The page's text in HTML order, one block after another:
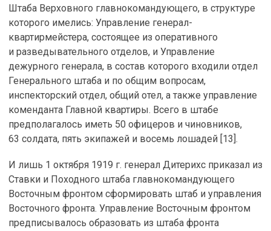
Штаба Верховного главнокомандующего, в структуре
которого имелись: Управление генерал-
квартирмейстера, состоящее из оперативного
и разведывательного отделов, и Управление
дежурного генерала, в состав которого входили отдел
Генерального штаба и по общим вопросам,
инспекторский отдел, общий отел, а также управление
коменданта Главной квартиры. Всего в штабе
предполагалось иметь 50 офицеров и чиновников,
63 солдата, пять экипажей и восемь лошадей [13].
И лишь 1 октября 1919 г. генерал Дитерихс приказал из
Ставки и Походного штаба главнокомандующего
Восточным фронтом сформировать штаб и управления
Восточного фронта. Управление Восточным фронтом
предписывалось образовать из штаба фронта